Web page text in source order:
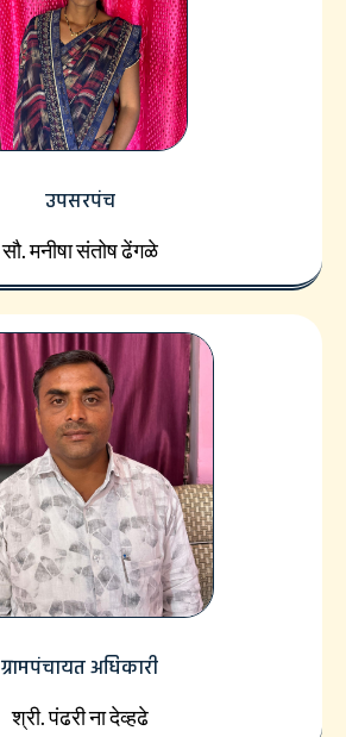
उपसरपंच
सौ. मनीषा संतोष ढेंगळे
ग्रामपंचायत अधिकारी
श्री. पंढरी ना देव्हढे